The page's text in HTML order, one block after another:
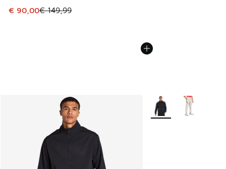
Dit artikel is in de uitverkoop. Dit artikel is in de
€ 90,00€ 149,99
Meer kleuren